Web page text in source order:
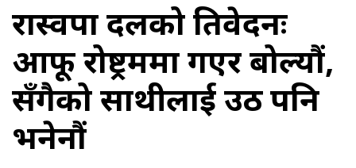
रास्वपा दलको प्रतिवेदनः
आफू रोष्ट्रममा गएर बोल्यौं,
सँगैको साथीलाई उठ पनि
भनेनौं